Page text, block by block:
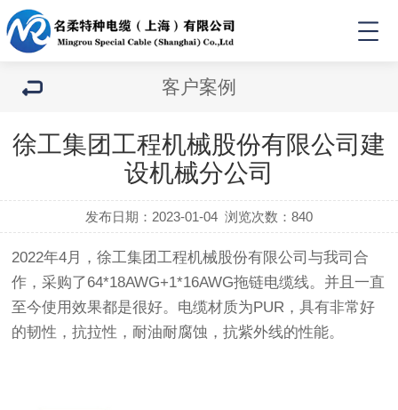
客户案例
徐工集团工程机械股份有限公司建
设机械分公司
发布日期：2023-01-04 浏览次数：840
2022年4月，徐工集团工程机械股份有限公司与我司合
作，采购了64*18AWG+1*16AWG拖链电缆线。并且一直
至今使用效果都是很好。电缆材质为PUR，具有非常好
的韧性，抗拉性，耐油耐腐蚀，抗紫外线的性能。